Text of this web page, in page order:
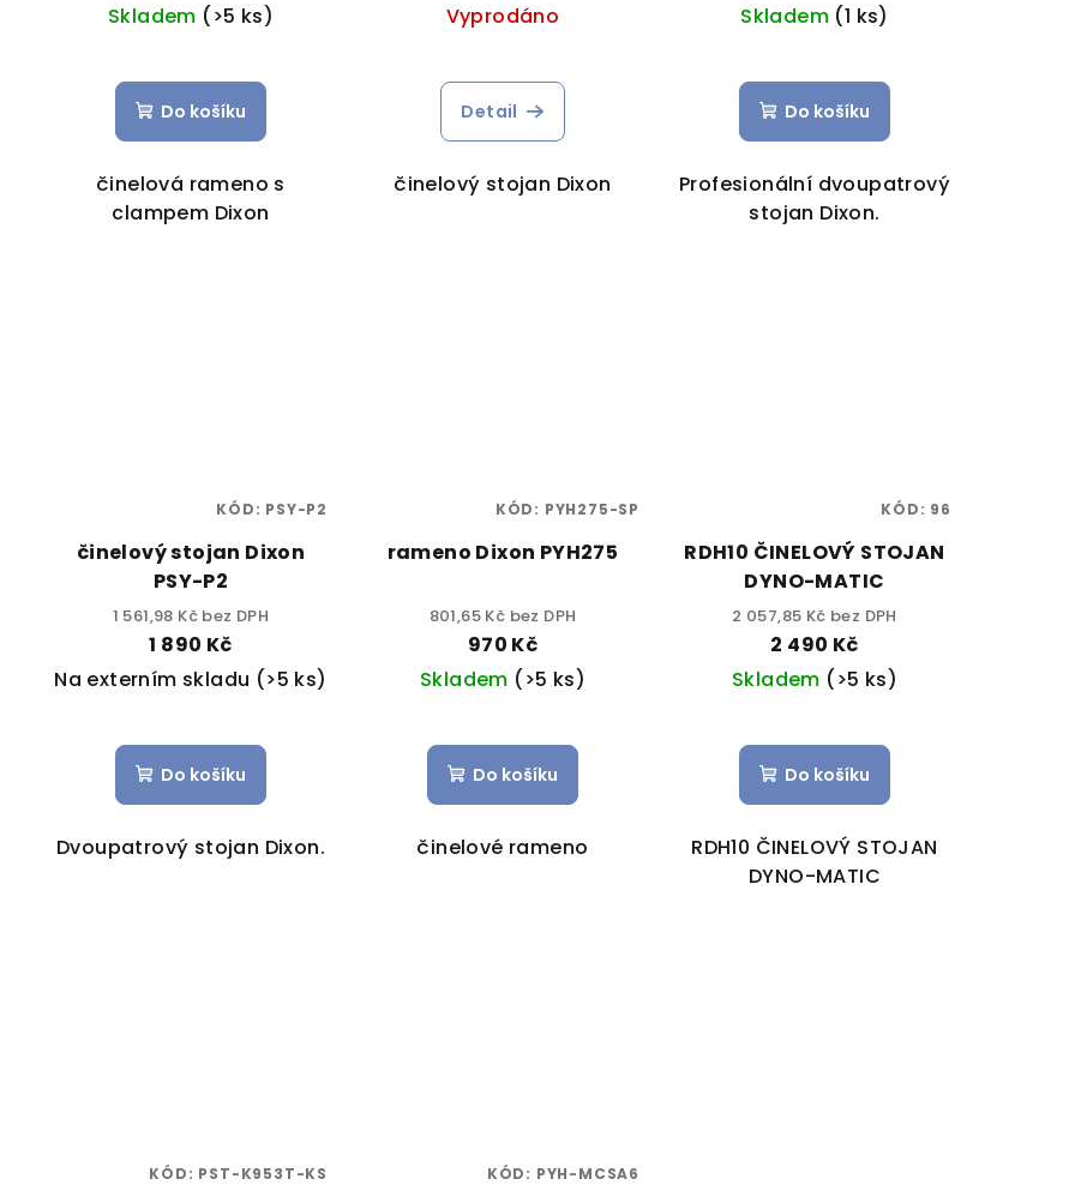
Skladem (>5 ks)
Do košíku
činelová rameno s
clampem Dixon
Vyprodáno
Detail
činelový stojan Dixon
Skladem (1 ks)
Do košíku
Profesionální dvoupatrový
stojan Dixon.
činelový stojan Dixon
PSY-P2
1 561,98 Kč bez DPH
1 890 Kč
Na externím skladu (>5 ks)
Do košíku
Dvoupatrový stojan Dixon.
KÓD: PSY-P2
rameno Dixon PYH275
801,65 Kč bez DPH
970 Kč
Skladem (>5 ks)
Do košíku
činelové rameno
KÓD: PYH275-SP
RDH10 ČINELOVÝ STOJAN
DYNO-MATIC
2 057,85 Kč bez DPH
2 490 Kč
Skladem (>5 ks)
Do košíku
RDH10 ČINELOVÝ STOJAN
DYNO-MATIC
KÓD: 96
KÓD: PST-K953T-KS KÓD: PYH-MCSA6